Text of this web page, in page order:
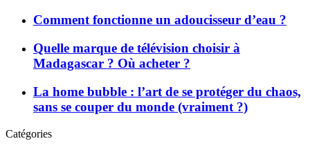
Comment fonctionne un adoucisseur d’eau ?
Quelle marque de télévision choisir à
Madagascar ? Où acheter ?
La home bubble : l’art de se protéger du chaos,
sans se couper du monde (vraiment ?)
Catégories